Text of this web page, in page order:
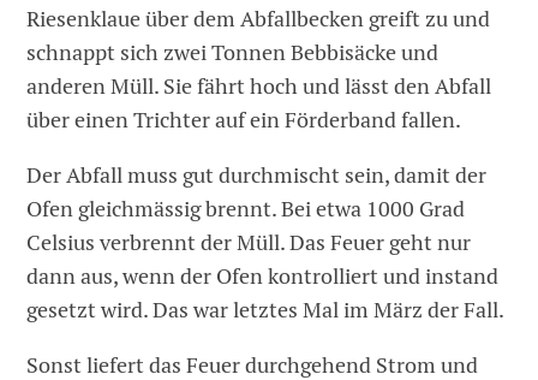
Riesenklaue über dem Abfallbecken greift zu und
schnappt sich zwei Tonnen Bebbisäcke und
anderen Müll. Sie fährt hoch und lässt den Abfall
über einen Trichter auf ein Förderband fallen.
Der Abfall muss gut durchmischt sein, damit der
Ofen gleichmässig brennt. Bei etwa 1000 Grad
Celsius verbrennt der Müll. Das Feuer geht nur
dann aus, wenn der Ofen kontrolliert und instand
gesetzt wird. Das war letztes Mal im März der Fall.
Sonst liefert das Feuer durchgehend Strom und